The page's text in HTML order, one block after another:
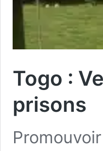
Togo :
prisons